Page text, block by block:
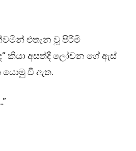
එතැන වූ පිරිමි
කියා අසත්දී ලෝචන ගේ ඇස්
යොමු වී ඇත.